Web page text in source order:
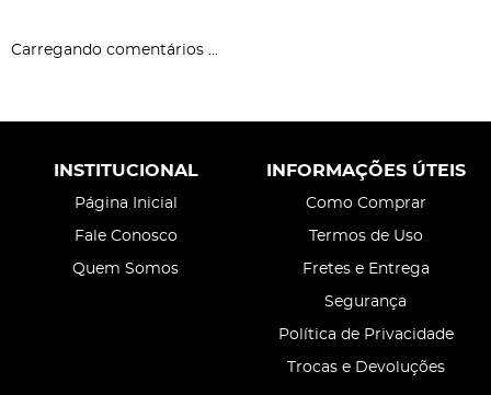
Carregando comentários ...
INSTITUCIONAL
Página Inicial
Fale Conosco
Quem Somos
INFORMAÇÕES ÚTEIS
Como Comprar
Termos de Uso
Fretes e Entrega
Segurança
Política de Privacidade
Trocas e Devoluções